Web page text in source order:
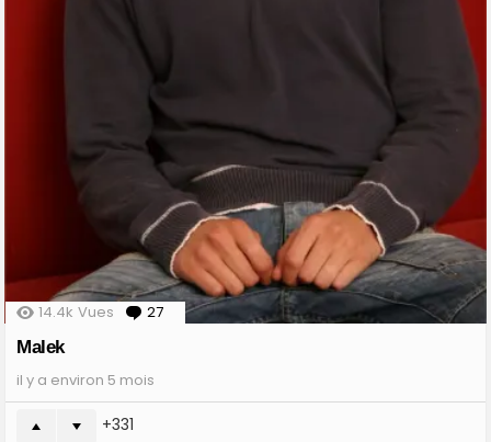
14.4k Vues 27
Comments
Malek
il y a environ 5 mois
331